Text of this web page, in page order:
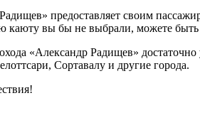
предоставляет своим
вы бы не выбрали, можете быть
Радищев» достаточно
Сортавалу и другие города.